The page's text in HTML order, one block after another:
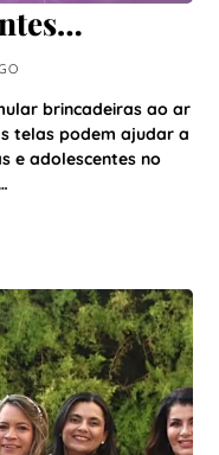
das
revela
brincadeiras ao ar
telas podem ajudar a
e adolescentes no